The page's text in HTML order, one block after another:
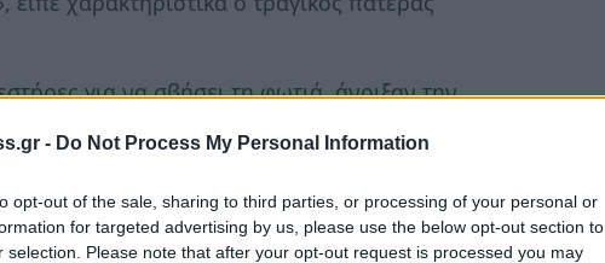
- Do Not Process My Personal Information
opt-out of the sale, sharing to third parties, or processing of your personal or
for targeted advertising by us, please use the below opt-out section to
selection. Please note that after your opt-out request is processed you may
για να σβήσει τη φωτιά, άνοιξαν την
απανθρακωμένη μέσα στο αυτοκίνητο.